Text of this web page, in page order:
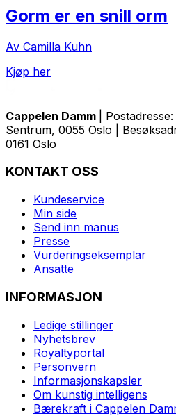
Gorm er en snill orm
Av Camilla Kuhn
Kjøp her
Cappelen Damm
|
Sentrum, 0055 Oslo |
0161 Oslo
KONTAKT OSS
Kundeservice
Min side
Send inn manus
Presse
Vurderingseksemplar
Ansatte
INFORMASJON
Ledige stillinger
Nyhetsbrev
Royaltyportal
Personvern
Informasjonskapsler
Om kunstig intelligens
Bærekraft i Cappelen